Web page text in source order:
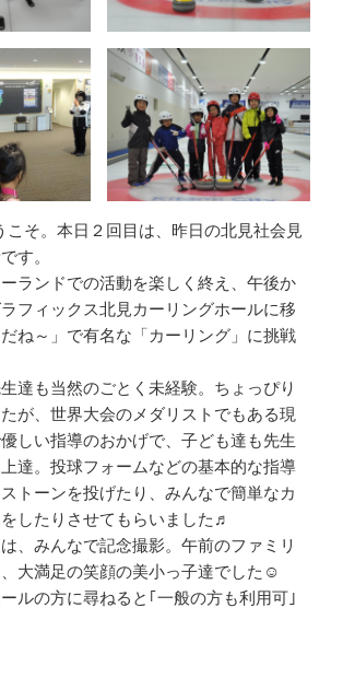
そ。本日２回目は、昨日の北見社会見
す。
ランドでの活動を楽しく終え、午後か
フィックス北見カーリングホールに移
ね～」で有名な「カーリング」に挑戦
達も当然のごとく未経験。ちょっぴり
が、世界大会のメダリストでもある現
しい指導のおかげで、子ども達も先生
達。投球フォームなどの基本的な指導
トーンを投げたり、みんなで簡単なカ
したりさせてもらいました♬
、みんなで記念撮影。午前のファミリ
大満足の笑顔の美小っ子達でした☺
ルの方に尋ねると｢一般の方も利用可｣